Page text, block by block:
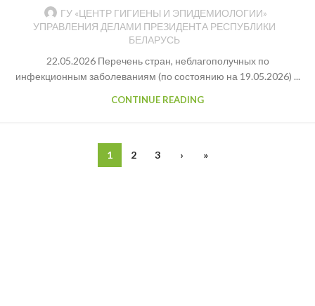
ГУ «ЦЕНТР ГИГИЕНЫ И ЭПИДЕМИОЛОГИИ»
УПРАВЛЕНИЯ ДЕЛАМИ ПРЕЗИДЕНТА РЕСПУБЛИКИ
БЕЛАРУСЬ
22.05.2026 Перечень стран, неблагополучных по
инфекционным заболеваниям (по состоянию на 19.05.2026) ...
CONTINUE READING
1 2 3 › »